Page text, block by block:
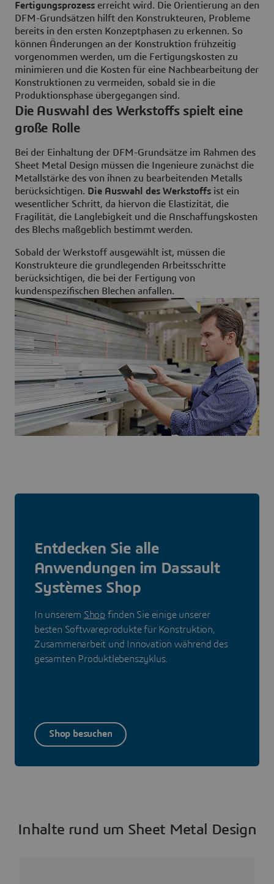
Fertigungsprozess erreicht wird. Die Orientierung an den
DFM-Grundsätzen hilft den Konstrukteuren, Probleme
bereits in den ersten Konzeptphasen zu erkennen. So
können Änderungen an der Konstruktion frühzeitig
vorgenommen werden, um die Fertigungskosten zu
minimieren und die Kosten für eine Nachbearbeitung der
Konstruktionen zu vermeiden, sobald sie in die
Produktionsphase übergegangen sind.
Die Auswahl des Werkstoffs spielt eine
große Rolle
Bei der Einhaltung der DFM-Grundsätze im Rahmen des
Sheet Metal Design müssen die Ingenieure zunächst die
Metallstärke des von ihnen zu bearbeitenden Metalls
berücksichtigen. Die Auswahl des Werkstoffs ist ein
wesentlicher Schritt, da hiervon die Elastizität, die
Fragilität, die Langlebigkeit und die Anschaffungskosten
des Blechs maßgeblich bestimmt werden.
Sobald der Werkstoff ausgewählt ist, müssen die
Konstrukteure die grundlegenden Arbeitsschritte
berücksichtigen, die bei der Fertigung von
kundenspezifischen Blechen anfallen.
Entdecken Sie alle
Anwendungen im Dassault
Systèmes Shop
In unserem Shop finden Sie einige unserer
besten Softwareprodukte für Konstruktion,
Zusammenarbeit und Innovation während des
gesamten Produktlebenszyklus.
Shop besuchen
Inhalte rund um Sheet Metal Design